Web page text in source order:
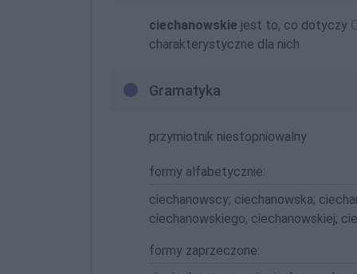
ciechanowskie jest to, co dotyczy
charakterystyczne dla nich
Gramatyka
przymiotnik niestopniowalny
formy alfabetycznie:
ciechanowscy; ciechanowska;
ciechanowskiego; ciechanowskiej;
formy zaprzeczone: